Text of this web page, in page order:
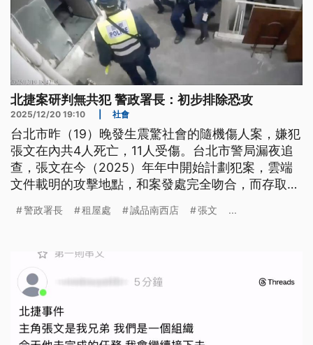
北捷案研判無共犯 警政署長：初步排除恐攻
2025/12/20 19:10 社會
台北市昨（19）晚發生震驚社會的隨機傷人案，嫌犯
張文在內共4人死亡，11人受傷。台北市警局漏夜追
查，張文在今（2025）年年中開始計劃犯案，雲端
文件載明的攻擊地點，和案發處完全吻合，而存取的
研判是個人隨機殺人案件，警政署長張榮興表示，初
警政署長 租屋處 誠品南西店 張文 ...